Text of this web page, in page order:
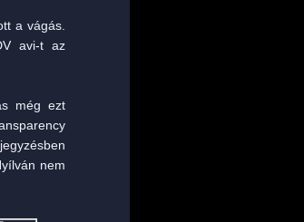
a vágás.
avi-t az
még ezt
nem